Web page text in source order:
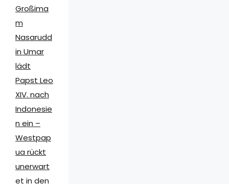
Großima
m
Nasarudd
in Umar
lädt
Papst Leo
XIV. nach
Indonesie
n ein –
Westpap
ua rückt
unerwart
et in den